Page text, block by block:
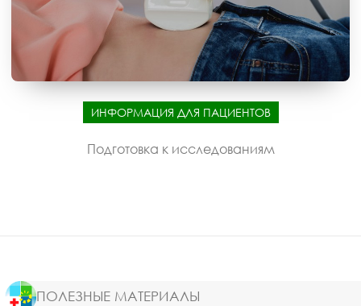
ИНФОРМАЦИЯ ДЛЯ ПАЦИЕНТОВ
Подготовка к исследованиям
ПОЛЕЗНЫЕ МАТЕРИАЛЫ